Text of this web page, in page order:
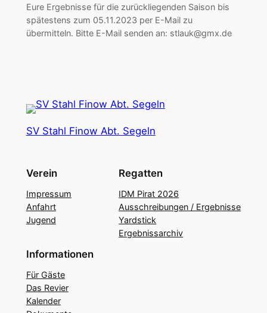
Eure Ergebnisse für die zurückliegenden Saison bis
spätestens zum 05.11.2023 per E-Mail zu
übermitteln. Bitte E-Mail senden an: stlauk@gmx.de
SV Stahl Finow Abt. Segeln
Verein
Impressum
Anfahrt
Jugend
Regatten
IDM Pirat 2026
Ausschreibungen / Ergebnisse
Yardstick
Ergebnissarchiv
Informationen
Für Gäste
Das Revier
Kalender